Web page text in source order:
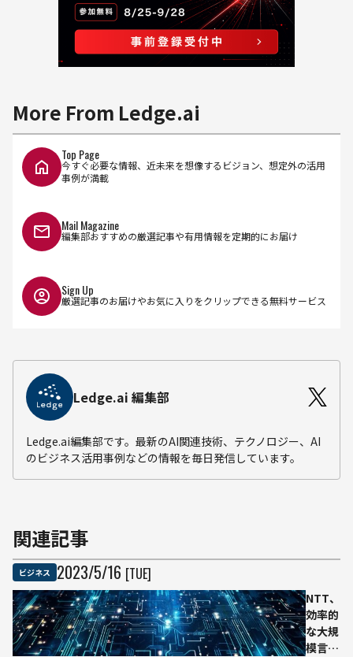
More From Ledge.ai
Top Page
今すぐ必要な情報、近未来を想像するビジョン、想定外の活用
事例が満載
Mail Magazine
編集部おすすめの厳選記事や有用情報を定期的にお届け
Sign Up
厳選記事のお届けやお気に入りをクリップできる無料サービス
Ledge.ai 編集部
Ledge.ai編集部です。最新のAI関連技術、テクノロジー、AI
のビジネス活用事例などの情報を毎日発信しています。
関連記事
ビジネス 2023/5/16 [TUE]
NTT、
効率的
な大規
模言語